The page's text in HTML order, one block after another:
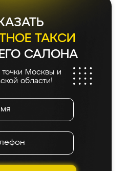
ТАКСИ
САЛОНА
Москвы и
области!